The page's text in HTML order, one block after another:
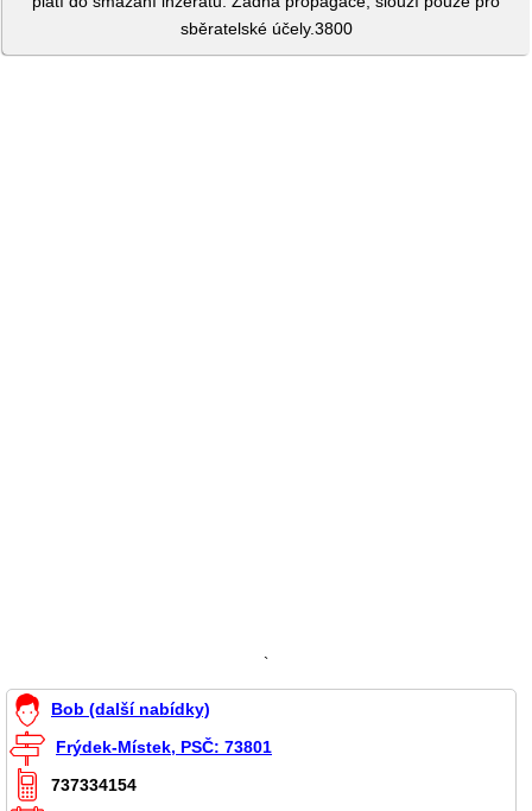
sběratelské účely.3800
`
Bob (další nabídky)
Frýdek-Místek, PSČ: 73801
737334154